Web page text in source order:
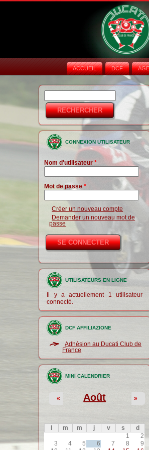
ACCUEIL DCF
Formulaire de
recherche
CONNEXION UTILISATEUR
Nom d'utilisateur*
Mot de passe*
Créer un nouveau compte
Demander un nouveau mot de
passe
UTILISATEURS EN LIGNE
Il y a actuellement 1 utilisateur
connecté.
DCF AFFILIAZIONE
Adhésion au Ducati Club de
France
MINI CALENDRIER
Août
« »
m m j v s
d
1
2
3
4 5 6 7 8
9